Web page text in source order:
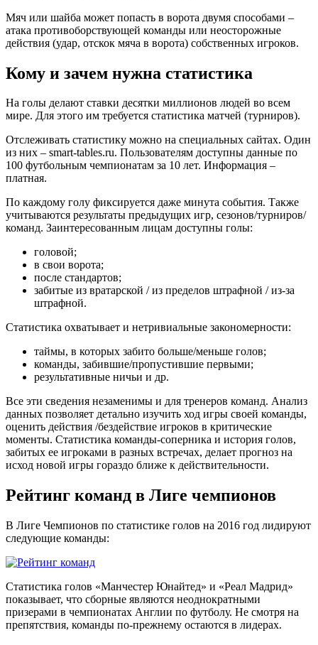
Мяч или шайба может попасть в ворота двумя способами –
атака противоборствующей команды или неосторожные
действия (удар, отскок мяча в ворота) собственных игроков.
Кому и зачем нужна статистика
На голы делают ставки десятки миллионов людей во всем
мире. Для этого им требуется статистика матчей (турниров).
Отслеживать статистику можно на специальных сайтах. Один
из них – smart-tables.ru. Пользователям доступны данные по
100 футбольным чемпионатам за 10 лет. Информация –
платная.
По каждому голу фиксируется даже минута события. Также
учитываются результаты предыдущих игр, сезонов/турниров/
команд. Заинтересованным лицам доступны голы:
головой;
в свои ворота;
после стандартов;
забитые из вратарской / из пределов штрафной / из-за
штрафной.
Статистика охватывает и нетривиальные закономерности:
таймы, в которых забито больше/меньше голов;
команды, забившие/пропустившие первыми;
результативные ничьи и др.
Все эти сведения незаменимы и для тренеров команд. Анализ
данных позволяет детально изучить ход игры своей команды,
оценить действия /бездействие игроков в критические
моменты. Статистика команды-соперника и история голов,
забитых ее игроками в разных встречах, делает прогноз на
исход новой игры гораздо ближе к действительности.
Рейтинг команд в Лиге чемпионов
В Лиге Чемпионов по статистике голов на 2016 год лидируют
следующие команды:
Статистика голов «Манчестер Юнайтед» и «Реал Мадрид»
показывает, что сборные являются неоднократными
призерами в чемпионатах Англии по футболу. Не смотря на
препятствия, команды по-прежнему остаются в лидерах.